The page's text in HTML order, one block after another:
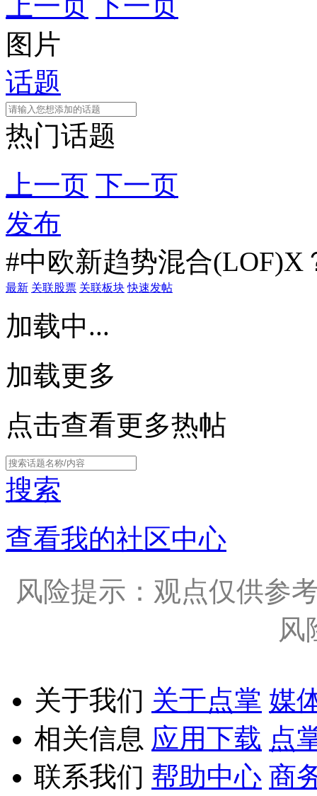
图片
话题
热门话题
上一页 下一页
发布
#中欧新趋势混合(LOF)X
最新 关联股票 关联板块 快速发帖
加载中...
加载更多
点击查看更多热帖
搜索
查看我的社区中心
风险提示：观点仅供参
风
关于我们 关于点掌 媒
相关信息 应用下载 点
联系我们 帮助中心 商